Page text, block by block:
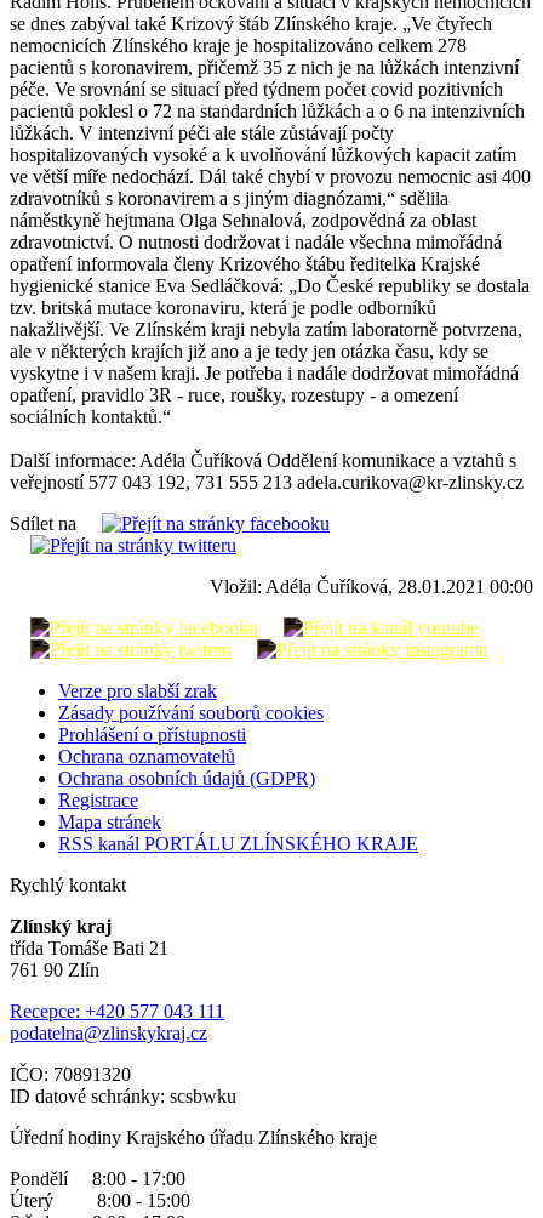
se dnes zabýval také Krizový štáb Zlínského kraje. „Ve čtyřech
nemocnicích Zlínského kraje je hospitalizováno celkem 278
pacientů s koronavirem, přičemž 35 z nich je na lůžkách intenzivní
péče. Ve srovnání se situací před týdnem počet covid pozitivních
pacientů poklesl o 72 na standardních lůžkách a o 6 na intenzivních
lůžkách. V intenzivní péči ale stále zůstávají počty
hospitalizovaných vysoké a k uvolňování lůžkových kapacit zatím
ve větší míře nedochází. Dál také chybí v provozu nemocnic asi 400
zdravotníků s koronavirem a s jiným diagnózami,“ sdělila
náměstkyně hejtmana Olga Sehnalová, zodpovědná za oblast
zdravotnictví. O nutnosti dodržovat i nadále všechna mimořádná
opatření informovala členy Krizového štábu ředitelka Krajské
hygienické stanice Eva Sedláčková: „Do České republiky se dostala
tzv. britská mutace koronaviru, která je podle odborníků
nakažlivější. Ve Zlínském kraji nebyla zatím laboratorně potvrzena,
ale v některých krajích již ano a je tedy jen otázka času, kdy se
vyskytne i v našem kraji. Je potřeba i nadále dodržovat mimořádná
opatření, pravidlo 3R - ruce, roušky, rozestupy - a omezení
sociálních kontaktů.“
Další informace: Adéla Čuříková Oddělení komunikace a vztahů s
veřejností 577 043 192, 731 555 213 adela.curikova@kr-zlinsky.cz
Sdílet na
Vložil: Adéla Čuříková, 28.01.2021 00:00
Verze pro slabší zrak
Zásady používání souborů cookies
Prohlášení o přístupnosti
Ochrana oznamovatelů
Ochrana osobních údajů (GDPR)
Registrace
Mapa stránek
RSS kanál PORTÁLU ZLÍNSKÉHO KRAJE
Rychlý kontakt
Zlínský kraj
třída Tomáše Bati 21
761 90 Zlín
Recepce: +420 577 043 111
podatelna@zlinskykraj.cz
IČO: 70891320
ID datové schránky: scsbwku
Úřední hodiny Krajského úřadu Zlínského kraje
Pondělí 8:00 - 17:00
Úterý 8:00 - 15:00